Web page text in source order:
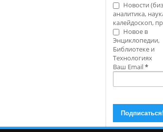
Новости
аналитика,
калейдоскоп,
Новое в
Энциклопедии,
Библиотеке и
Технологиях
Ваш Email*